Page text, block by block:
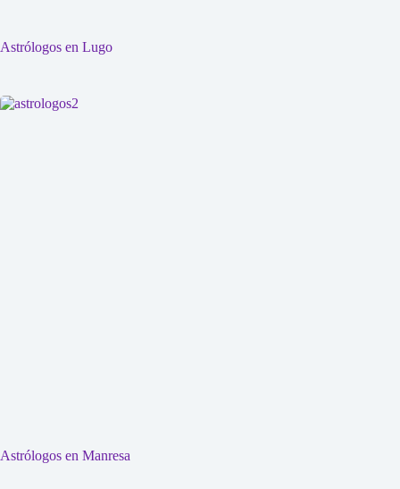
Astrólogos en Lugo
Astrólogos en Manresa